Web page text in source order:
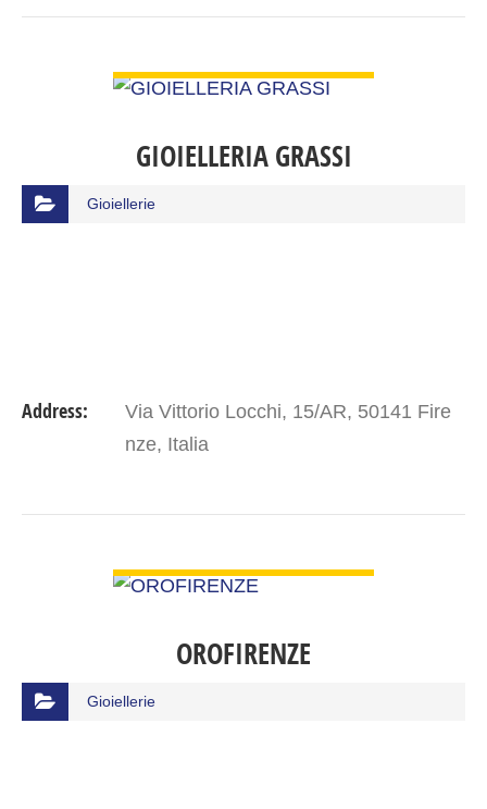
GIOIELLERIA GRASSI
Gioiellerie
Address:
Via Vittorio Locchi, 15/AR, 50141 Fire
nze, Italia
OROFIRENZE
Gioiellerie